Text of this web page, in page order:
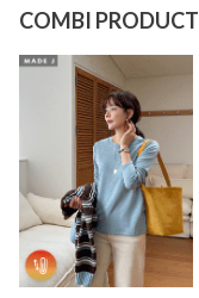
COMBI PRODUCT